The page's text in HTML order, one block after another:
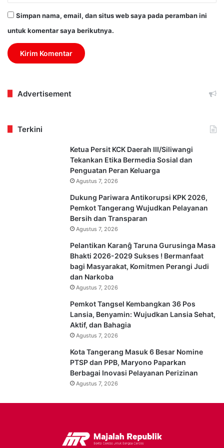
Simpan nama, email, dan situs web saya pada peramban ini
untuk komentar saya berikutnya.
Advertisement
Terkini
Ketua Persit KCK Daerah III/Siliwangi
Tekankan Etika Bermedia Sosial dan
Penguatan Peran Keluarga
Agustus 7, 2026
Dukung Pariwara Antikorupsi KPK 2026,
Pemkot Tangerang Wujudkan Pelayanan
Bersih dan Transparan
Agustus 7, 2026
Pelantikan Karanĝ Taruna Gurusinga Masa
Bhakti 2026-2029 Sukses ! Bermanfaat
bagi Masyarakat, Komitmen Perangi Judi
dan Narkoba
Agustus 7, 2026
Pemkot Tangsel Kembangkan 36 Pos
Lansia, Benyamin: Wujudkan Lansia Sehat,
Aktif, dan Bahagia
Agustus 7, 2026
Kota Tangerang Masuk 6 Besar Nomine
PTSP dan PPB, Maryono Paparkan
Berbagai Inovasi Pelayanan Perizinan
Agustus 7, 2026